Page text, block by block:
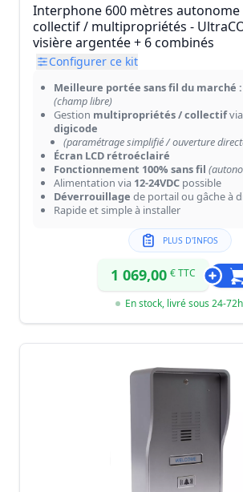
Interphone 600 mètres autonome
collectif / multipropriétés -
visière argentée + 6 combinés
Configurer ce kit
Meilleure portée sans fil du marché
(champ libre)
Gestion multipropriétés / collectifvia
digicode
(paramétrage simplifié / ouverture
Écran LCD rétroéclairé
Fonctionnement 100% sans fil
Alimentation via 12-24VDC possible
Déverrouillage de portail ou gâche à
Rapide et simple à installer
PLUS D'INFOS
1 069,00 € TTC
En stock, livré sous 24-72h